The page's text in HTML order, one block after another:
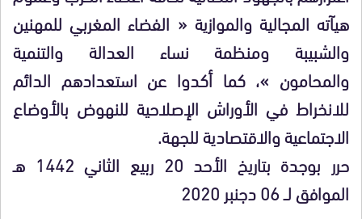
هيآته المجالية والموازية « الفضاء المغربي للمهنين
والشبيبة ومنظمة نساء العدالة والتنمية
والمحامون »، كما أكدوا عن استعدادهم الدائم
للانخراط في الأوراش الإصلاحية للنهوض بالأوضاع
الاجتماعية والاقتصادية للجهة.
حرر بوجدة بتاريخ الأحد 20 ربيع الثاني 1442 هـ
الموافق لــ 06 دجنبر 2020